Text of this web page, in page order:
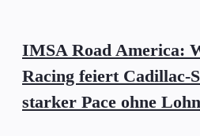
IMSA Road America:
Racing feiert Cadillac-
starker Pace ohne Lohn